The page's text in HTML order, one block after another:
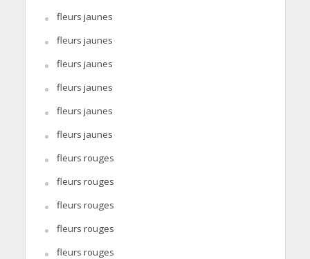
fleurs jaunes
fleurs jaunes
fleurs jaunes
fleurs jaunes
fleurs jaunes
fleurs jaunes
fleurs rouges
fleurs rouges
fleurs rouges
fleurs rouges
fleurs rouges